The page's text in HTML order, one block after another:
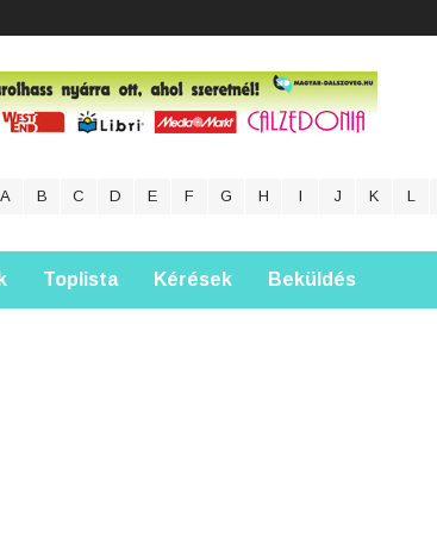
A B C D E F G H I J K L
Toplista Kérések Beküldés